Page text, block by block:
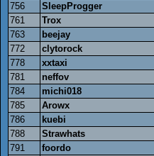
756
SleepProgger
761
Trox
763
beejay
772
clytorock
778
xxtaxi
781
neffov
784
michi018
785
Arowx
786
kuebi
788
Strawhats
791
foordo